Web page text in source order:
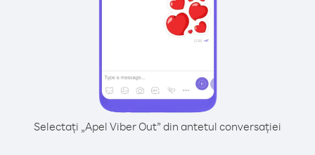
Selectați „Apel Viber Out” din antetul conversației